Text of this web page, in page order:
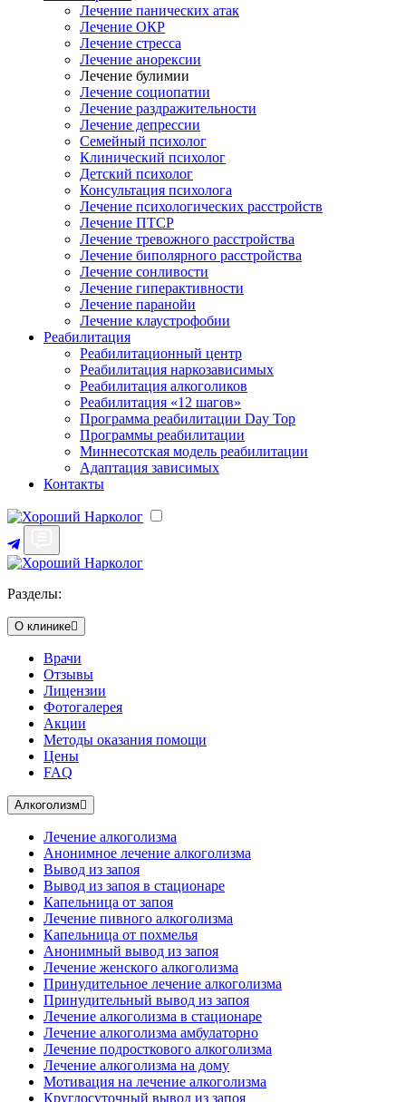
Лечение панических атак
Лечение ОКР
Лечение стресса
Лечение анорексии
Лечение булимии
Лечение социопатии
Лечение раздражительности
Лечение депрессии
Семейный психолог
Клинический психолог
Детский психолог
Консультация психолога
Лечение психологических расстройств
Лечение ПТСР
Лечение тревожного расстройства
Лечение биполярного расстройства
Лечение сонливости
Лечение гиперактивности
Лечение паранойи
Лечение клаустрофобии
Реабилитация
Реабилитационный центр
Реабилитация наркозависимых
Реабилитация алкоголиков
Реабилитация «12 шагов»
Программа реабилитации Day Top
Программы реабилитации
Миннесотская модель реабилитации
Адаптация зависимых
Контакты
Разделы:
О клинике
Врачи
Отзывы
Лицензии
Фотогалерея
Акции
Методы оказания помощи
Цены
FAQ
Алкоголизм
Лечение алкоголизма
Анонимное лечение алкоголизма
Вывод из запоя
Вывод из запоя в стационаре
Капельница от запоя
Лечение пивного алкоголизма
Капельница от похмелья
Анонимный вывод из запоя
Лечение женского алкоголизма
Принудительное лечение алкоголизма
Принудительный вывод из запоя
Лечение алкоголизма в стационаре
Лечение алкоголизма амбулаторно
Лечение подросткового алкоголизма
Лечение алкоголизма на дому
Мотивация на лечение алкоголизма
Круглосуточный вывод из запоя